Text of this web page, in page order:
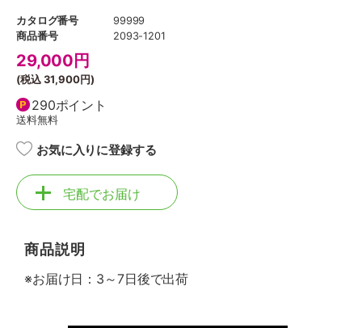
カタログ番号
99999
商品番号
2093-1201
29,000 円
(税込31,900円)
290ポイント
送料無料
お気に入りに登録する
宅配でお届け
商品説明
※お届け日：3～7日後で出荷